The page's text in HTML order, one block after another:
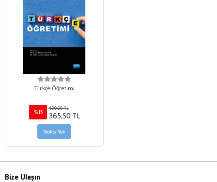
Türkçe Öğretimi
%15
430,00 TL
365,50 TL
Stokta Yok
Bize Ulaşın